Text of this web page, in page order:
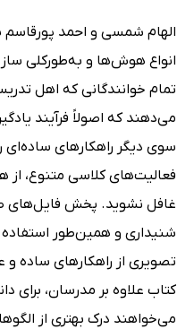
الهام شمسی و احمد پورقاسم
انواع هوش‌ها و به‌طورکلی
تمام خوانندگانی که اهل
می‌دهند که اصولاً فرآیند
سوی دیگر راهکارهای
فعالیت‌های کلاسی متنوع، از
غافل نشوید. پخش
شنیداری و همین‌طور استفاده
تصویری از راهکارهای ساده
کتاب علاوه بر مدرسان، برای
می‌خواهند درک بهتری از